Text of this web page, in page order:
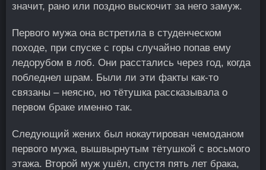
значит, рано или поздно выскочит за него замуж.
Первого мужа она встретила в студенческом
походе, при спуске с горы случайно попав ему
ледорубом в лоб. Они расстались через год, когда
побледнел шрам. Были ли эти факты как-то
связаны – неясно, но тётушка рассказывала о
первом браке именно так.
Следующий жених был нокаутирован чемоданом
первого мужа, вышвырнутым тётушкой с восьмого
этажа. Второй муж ушёл, спустя пять лет брака,